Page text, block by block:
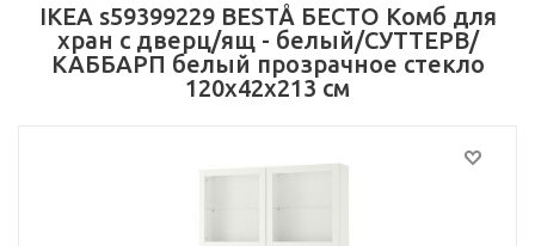
IKEA s59399229 BESTÅ БЕСТО Комб для
хран с дверц/ящ - белый/СУТТЕРВ/
КАББАРП белый прозрачное стекло
120x42x213 см